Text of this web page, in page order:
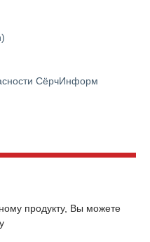
СёрчИнформ
продукту, Вы можете